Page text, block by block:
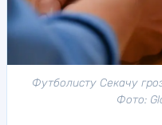
Футболисту Секачу
Фото: